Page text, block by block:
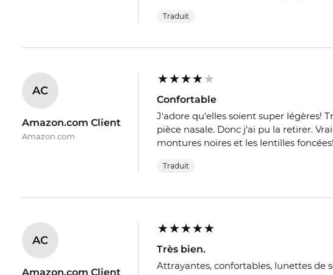
Traduit
AC
Amazon.com Client
Amazon.com
Confortable
J'adore qu'elles soient super légères!
pièce nasale. Donc j'ai pu la retirer.
montures noires et les lentilles foncées!
Traduit
AC
Amazon.com Client
Très bien.
Attrayantes, confortables, lunettes de